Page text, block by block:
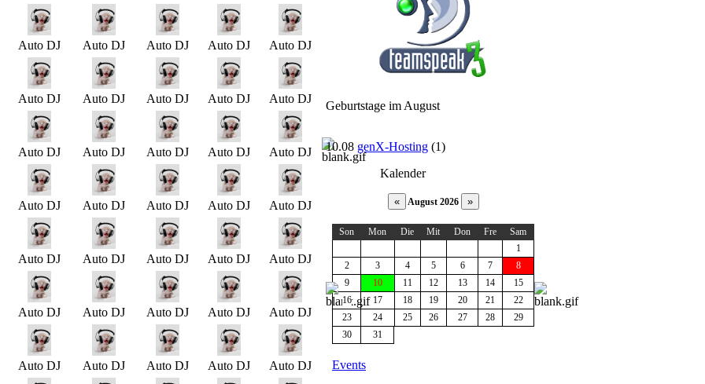
Auto DJ Auto DJ Auto DJ Auto DJ Auto DJ
Auto DJ Auto DJ Auto DJ Auto DJ Auto DJ
Auto DJ Auto DJ Auto DJ Auto DJ Auto DJ
Auto DJ Auto DJ Auto DJ Auto DJ Auto DJ
Auto DJ Auto DJ Auto DJ Auto DJ Auto DJ
Auto DJ Auto DJ Auto DJ Auto DJ Auto DJ
Auto DJ Auto DJ Auto DJ Auto DJ Auto DJ
Geburtstage im August
10.08 genX-Hosting (1)
Kalender
August 2026
Son Mon Die Mit Don Fre
Sam
1
2
3 4 5 6 7
8
9
10 11 12 13 14
15
16
17 18 19 20 21
22
23
24 25 26 27 28
29
30
31
Events